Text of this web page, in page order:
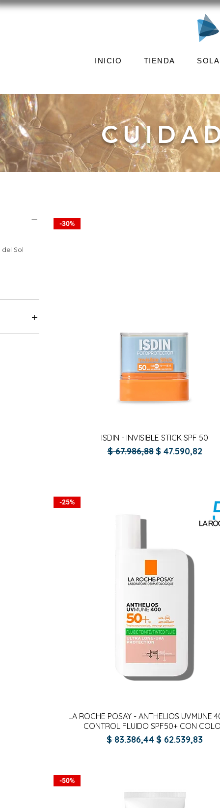
INICIO TIENDA
Sol
Vista rápida
-30%
ISDIN - INVISIBLE STICK SPF 50
Precio
$ 67.986,88 Precio de
$ 47.590,82
Vista rápida
-25%
LA ROCHE POSAY - ANTHELIOS UVMUNE
CONTROL FLUIDO SPF50+ CON
Precio
$ 83.386,44 Precio de
$ 62.539,83
-50%